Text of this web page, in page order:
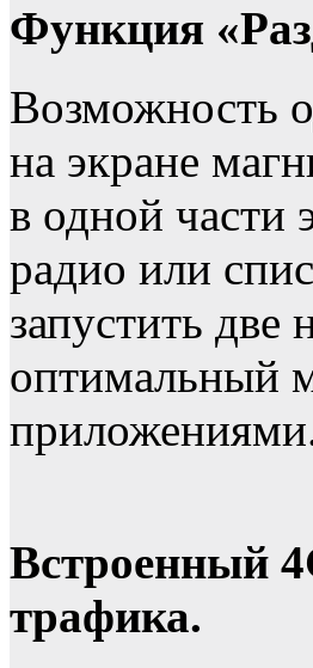
Функция
Возможность
на экране
в одной части
радио или
запустить
оптимальный
Встроенный
трафика.